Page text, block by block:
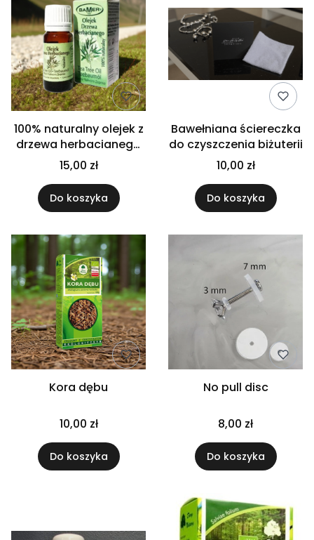
100% naturalny olejek z
drzewa herbacianego
BAMER, 7 ml
15,00 zł
Do koszyka
Bawełniana ściereczka
do czyszczenia biżuterii
10,00 zł
Do koszyka
Kora dębu
10,00 zł
Do koszyka
No pull disc
8,00 zł
Do koszyka